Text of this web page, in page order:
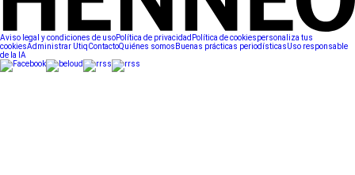
Aviso legal y condiciones de usoPolítica de privacidad Política de cookiespersonaliza tus
cookiesAdministrar UtiqContactoQuiénes somos Buenas prácticas periodísticasUso responsable
de la IA